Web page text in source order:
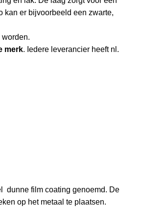
kan er bijvoorbeeld een zwarte,
merk. Iedere leverancier heeft nl.
dunne film coating genoemd. De
op het metaal te plaatsen.